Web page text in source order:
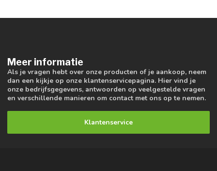
Meer informatie
Als je vragen hebt over onze producten of je aankoop, neem
dan een kijkje op onze klantenservicepagina. Hier vind je
onze bedrijfsgegevens, antwoorden op veelgestelde vragen
en verschillende manieren om contact met ons op te nemen.
Klantenservice